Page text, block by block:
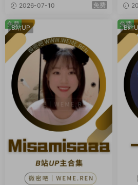
2026-07-10 免费
B站UP
免费 B站
免费